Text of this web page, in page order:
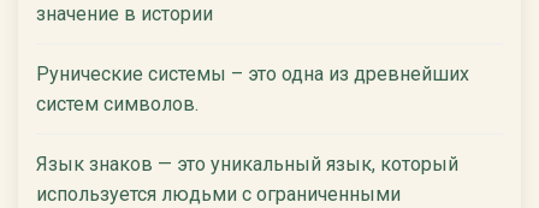
значение в истории
Рунические системы – это одна из древнейших
систем символов.
Язык знаков — это уникальный язык, который
используется людьми с ограниченными